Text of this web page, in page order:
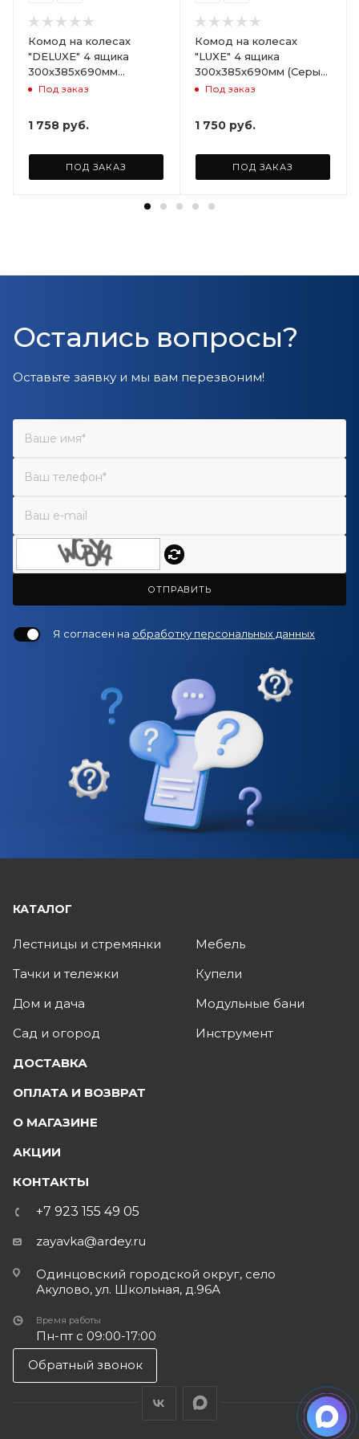
Комод на колесах
"DELUXE" 4 ящика
300х385х690мм
(Светло-бежевый)
Под заказ
1 758 руб.
ПОД ЗАКАЗ
Комод на колесах
"LUXE" 4 ящика
300х385х690мм (Серый)
ARD258086
Под заказ
1 750 руб.
ПОД ЗАКАЗ
Остались вопросы?
Оставьте заявку и мы вам перезвоним!
ОТПРАВИТЬ
Я согласен на обработку персональных данных
КАТАЛОГ
Лестницы и стремянки
Тачки и тележки
Дом и дача
Сад и огород
Мебель
Купели
Модульные бани
Инструмент
ДОСТАВКА
ОПЛАТА И ВОЗВРАТ
О МАГАЗИНЕ
АКЦИИ
КОНТАКТЫ
+7 923 155 49 05
zayavka@ardey.ru
Одинцовский городской округ, село
Акулово, ул. Школьная, д.96А
Время работы
Пн-пт с 09:00-17:00
Обратный звонок